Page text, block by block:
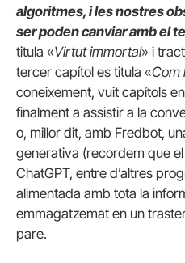
algoritmes, i les nostres
ser poden canviar amb el
titula «Virtut immortal» i
tercer capítol es titula «Com
coneixement, vuit capítols
finalment a assistir a la
o, millor dit, amb Fredbot,
generativa (recordem que
ChatGPT, entre d’altres
alimentada amb tota la
emmagatzemat en un
pare.